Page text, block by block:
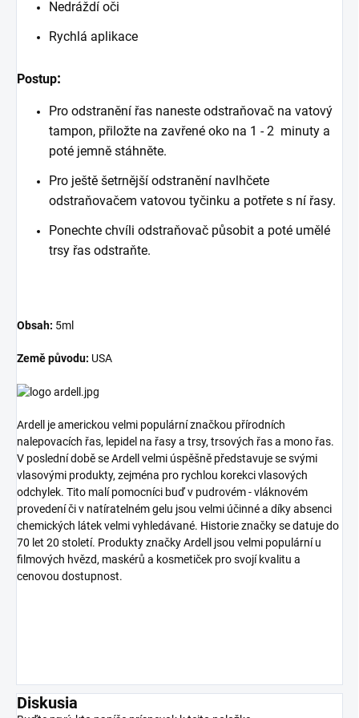
Nedráždí oči
Rychlá aplikace
Postup:
Pro odstranění řas naneste odstraňovač na vatový
tampon, přiložte na zavřené oko na 1 - 2 minuty a
poté jemně stáhněte.
Pro ještě šetrnější odstranění navlhčete
odstraňovačem vatovou tyčinku a potřete s ní řasy.
Ponechte chvíli odstraňovač působit a poté umělé
trsy řas odstraňte.
Obsah: 5ml
Země původu: USA
Ardell je americkou velmi populární značkou přírodních
nalepovacích řas, lepidel na řasy a trsy, trsových řas a mono řas.
V poslední době se Ardell velmi úspěšně představuje se svými
vlasovými produkty, zejména pro rychlou korekci vlasových
odchylek. Tito malí pomocníci buď v pudrovém - vláknovém
provedení či v natíratelném gelu jsou velmi účinné a díky absenci
chemických látek velmi vyhledávané. Historie značky se datuje do
70 let 20 století. Produkty značky Ardell jsou velmi populární u
filmových hvězd, maskérů a kosmetiček pro svojí kvalitu a
cenovou dostupnost.
Diskusia